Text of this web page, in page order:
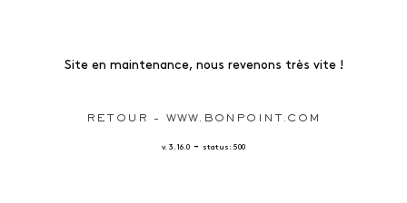
Site en maintenance, nous revenons très vite !
RETOUR - WWW.BONPOINT.COM
v. 3.16.0 - status: 500